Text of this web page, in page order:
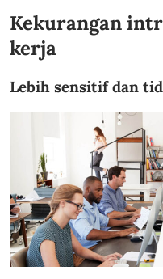
Kekurangan
kerja
Lebih sensitif dan